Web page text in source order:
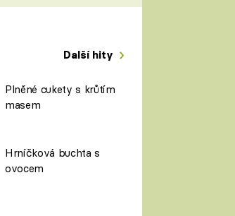
Další hity
Plněné cukety s krůtím
masem
Hrníčková buchta s
ovocem